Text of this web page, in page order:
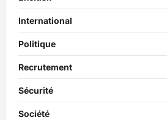
International
Politique
Recrutement
Sécurité
Société